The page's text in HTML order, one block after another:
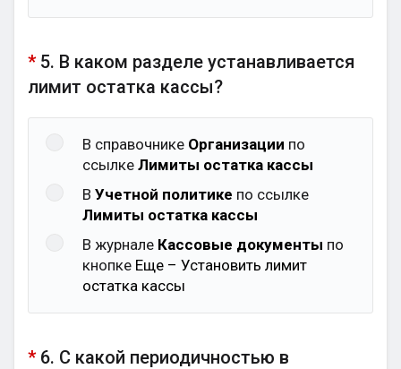
* 5. В каком разделе устанавливается
лимит остатка кассы?
В справочнике Организации по
ссылке Лимиты остатка кассы
В Учетной политике по ссылке
Лимиты остатка кассы
В журнале Кассовые документы по
кнопке Еще – Установить лимит
остатка кассы
* 6. С какой периодичностью в